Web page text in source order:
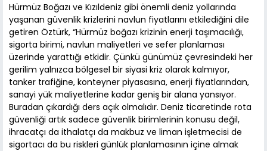
Hürmüz Boğazı ve Kızıldeniz gibi önemli deniz yollarında
yaşanan güvenlik krizlerini navlun fiyatlarını etkilediğini dile
getiren Öztürk, “Hürmüz boğazı krizinin enerji taşımacılığı,
sigorta birimi, navlun maliyetleri ve sefer planlaması
üzerinde yarattığı etkidir. Çünkü günümüz çevresindeki her
gerilim yalnızca bölgesel bir siyasi kriz olarak kalmıyor,
tanker trafiğine, konteyner piyasasına, enerji fiyatlarından,
sanayi yük maliyetlerine kadar geniş bir alana yansıyor.
Buradan çıkardığı ders açık olmalıdır. Deniz ticaretinde rota
güvenliği artık sadece güvenlik birimlerinin konusu değil,
ihracatçı da ithalatçı da makbuz ve liman işletmecisi de
sigortacı da bu riskleri günlük planlamasının içine almak